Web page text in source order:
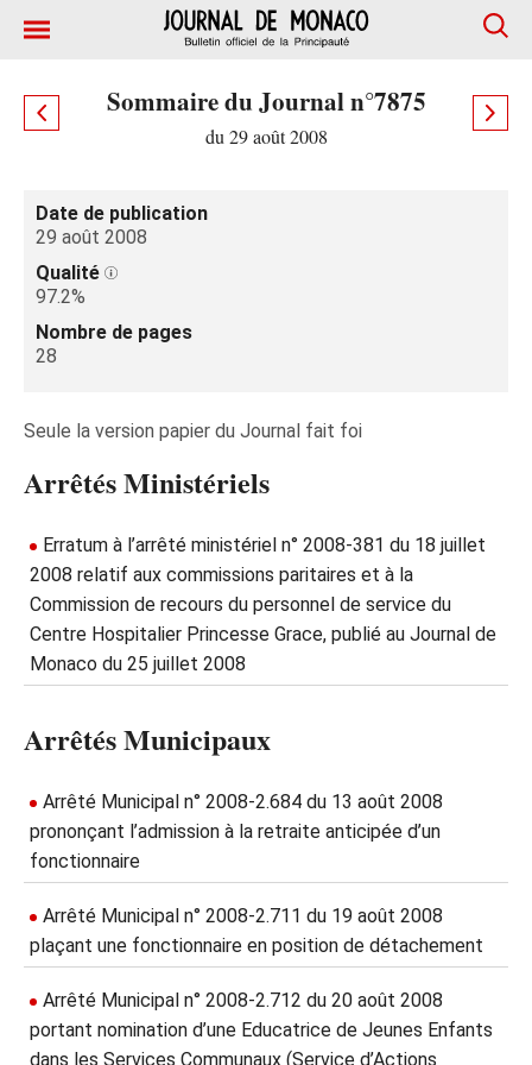
Sommaire du Journal n°7875
du 29 août 2008
Date de publication
29 août 2008
Qualité
97.2%
Nombre de pages
28
Seule la version papier du Journal fait foi
Arrêtés Ministériels
Erratum à l’arrêté ministériel n° 2008-381 du 18 juillet
2008 relatif aux commissions paritaires et à la
Commission de recours du personnel de service du
Centre Hospitalier Princesse Grace, publié au Journal de
Monaco du 25 juillet 2008
Arrêtés Municipaux
Arrêté Municipal n° 2008-2.684 du 13 août 2008
prononçant l’admission à la retraite anticipée d’un
fonctionnaire
Arrêté Municipal n° 2008-2.711 du 19 août 2008
plaçant une fonctionnaire en position de détachement
Arrêté Municipal n° 2008-2.712 du 20 août 2008
portant nomination d’une Educatrice de Jeunes Enfants
dans les Services Communaux (Service d’Actions